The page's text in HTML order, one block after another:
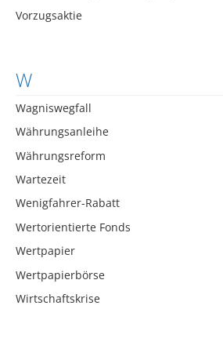
Vorzugsaktie
W
Wagniswegfall
Währungsanleihe
Währungsreform
Wartezeit
Wenigfahrer-Rabatt
Wertorientierte Fonds
Wertpapier
Wertpapierbörse
Wirtschaftskrise